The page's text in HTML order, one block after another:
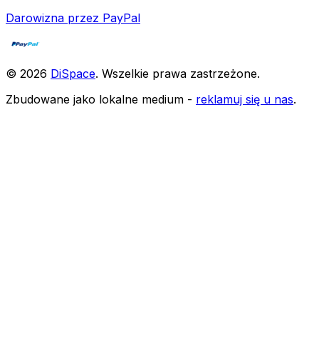
Darowizna przez PayPal
© 2026 DiSpace. Wszelkie prawa zastrzeżone.
Zbudowane jako lokalne medium - reklamuj się u nas.